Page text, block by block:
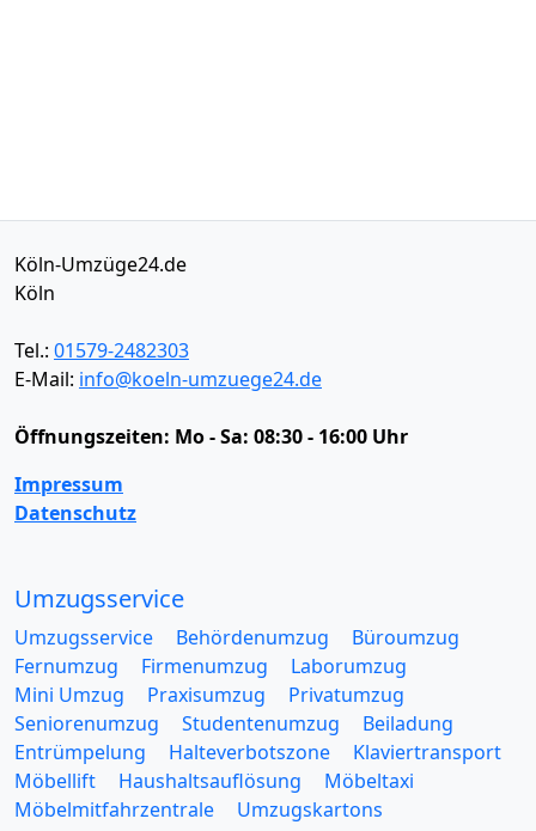
Köln-Umzüge24.de
Köln
Tel.: 01579-2482303
E-Mail: info@koeln-umzuege24.de
Öffnungszeiten: Mo - Sa: 08:30 - 16:00 Uhr
Impressum
Datenschutz
Umzugsservice
Umzugsservice Behördenumzug
Büroumzug
Fernumzug
Firmenumzug
Laborumzug
Mini Umzug
Praxisumzug
Privatumzug
Seniorenumzug
Studentenumzug
Beiladung
Entrümpelung
Halteverbotszone
Klaviertransport
Möbellift
Haushaltsauflösung
Möbeltaxi
Möbelmitfahrzentrale
Umzugskartons